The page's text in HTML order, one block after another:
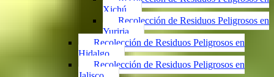
Xichú
Recolección de Residuos Peligrosos en
Yuriria
Recolección de Residuos Peligrosos en
Hidalgo
Recolección de Residuos Peligrosos en